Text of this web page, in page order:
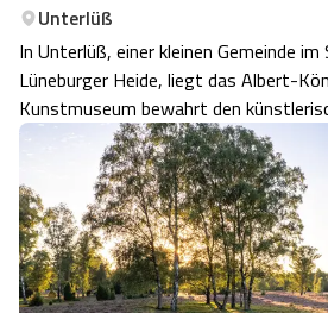
Unterlüß
In Unterlüß, einer kleinen Gemeinde im
Lüneburger Heide, liegt das Albert-
Kunstmuseum bewahrt den
Malers und Graphikers Albert König
Wechselausstellungen im Albert-
Ausgestellt werden aber nicht nur